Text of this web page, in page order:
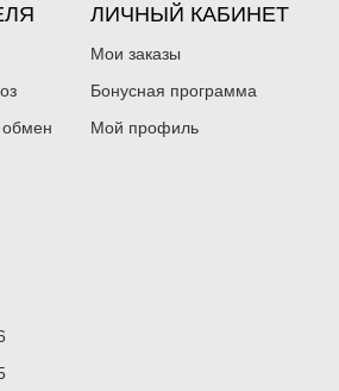
обмен
ЛИЧНЫЙ КАБИНЕТ
Мои заказы
Бонусная программа
Мой профиль